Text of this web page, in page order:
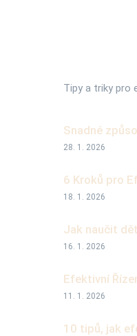
Tipy a triky pro
Snadné
28. 1. 2026
6 Kroků pro
18. 1. 2026
Jak naučit
16. 1. 2026
Efektivní
11. 1. 2026
10 tipů, jak